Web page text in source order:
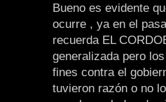
Bueno es evidente
ocurre , ya en el
recuerda EL
generalizada pero
fines contra el
tuvieron razón o no